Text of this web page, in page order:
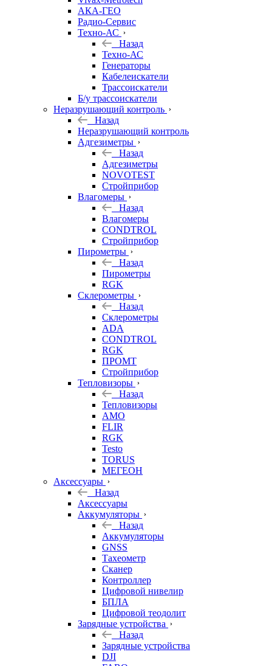
АКА-ГЕО
Радио-Сервис
Техно-АС
Назад
Техно-АС
Генераторы
Кабелеискатели
Трассоискатели
Б/у трассоискатели
Неразрушающий контроль
Назад
Неразрушающий контроль
Адгезиметры
Назад
Адгезиметры
NOVOTEST
Стройприбор
Влагомеры
Назад
Влагомеры
CONDTROL
Стройприбор
Пирометры
Назад
Пирометры
RGK
Склерометры
Назад
Склерометры
ADA
CONDTROL
RGK
ПРОМТ
Стройприбор
Тепловизоры
Назад
Тепловизоры
AMO
FLIR
RGK
Testo
TORUS
МЕГЕОН
Аксессуары
Назад
Аксессуары
Аккумуляторы
Назад
Аккумуляторы
GNSS
Тахеометр
Сканер
Контроллер
Цифровой нивелир
БПЛА
Цифровой теодолит
Зарядные устройства
Назад
Зарядные устройства
DJI